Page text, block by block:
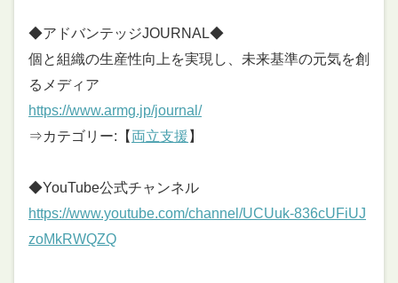
◆アドバンテッジJOURNAL◆
個と組織の生産性向上を実現し、未来基準の元気を創
るメディア
https://www.armg.jp/journal/
⇒カテゴリー:【 両立支援 】
◆YouTube公式チャンネル
https://www.youtube.com/channel/UCUuk-836cUFiUJ
zoMkRWQZQ